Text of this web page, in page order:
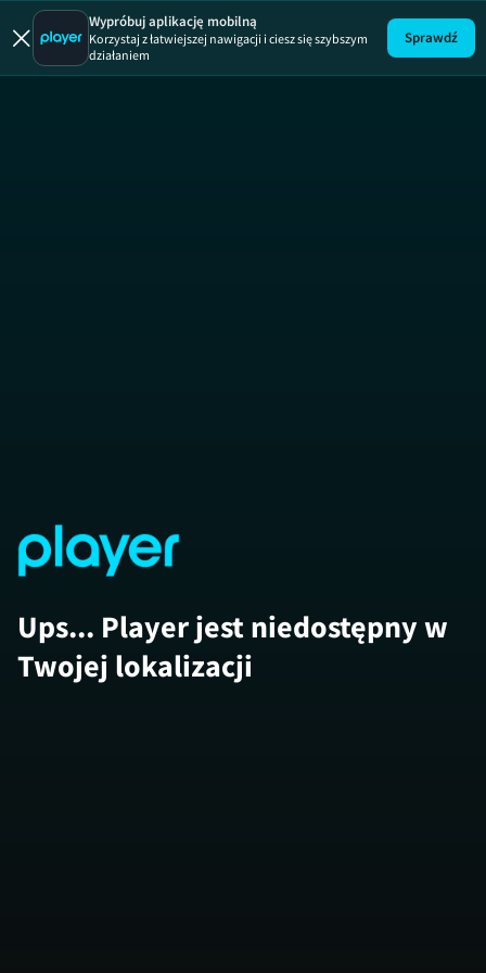
Uwaga!
Wypróbuj aplikację mobilną
Korzystaj z łatwiejszej nawigacji i ciesz się szybszym
działaniem
Sprawdź
Ups... Player jest niedostępny w
Twojej lokalizacji